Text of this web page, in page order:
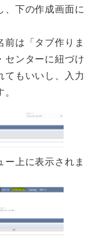
下の作成画面に
は「タブ作りま
センターに紐づけ
てもいいし、入力
上に表示されま